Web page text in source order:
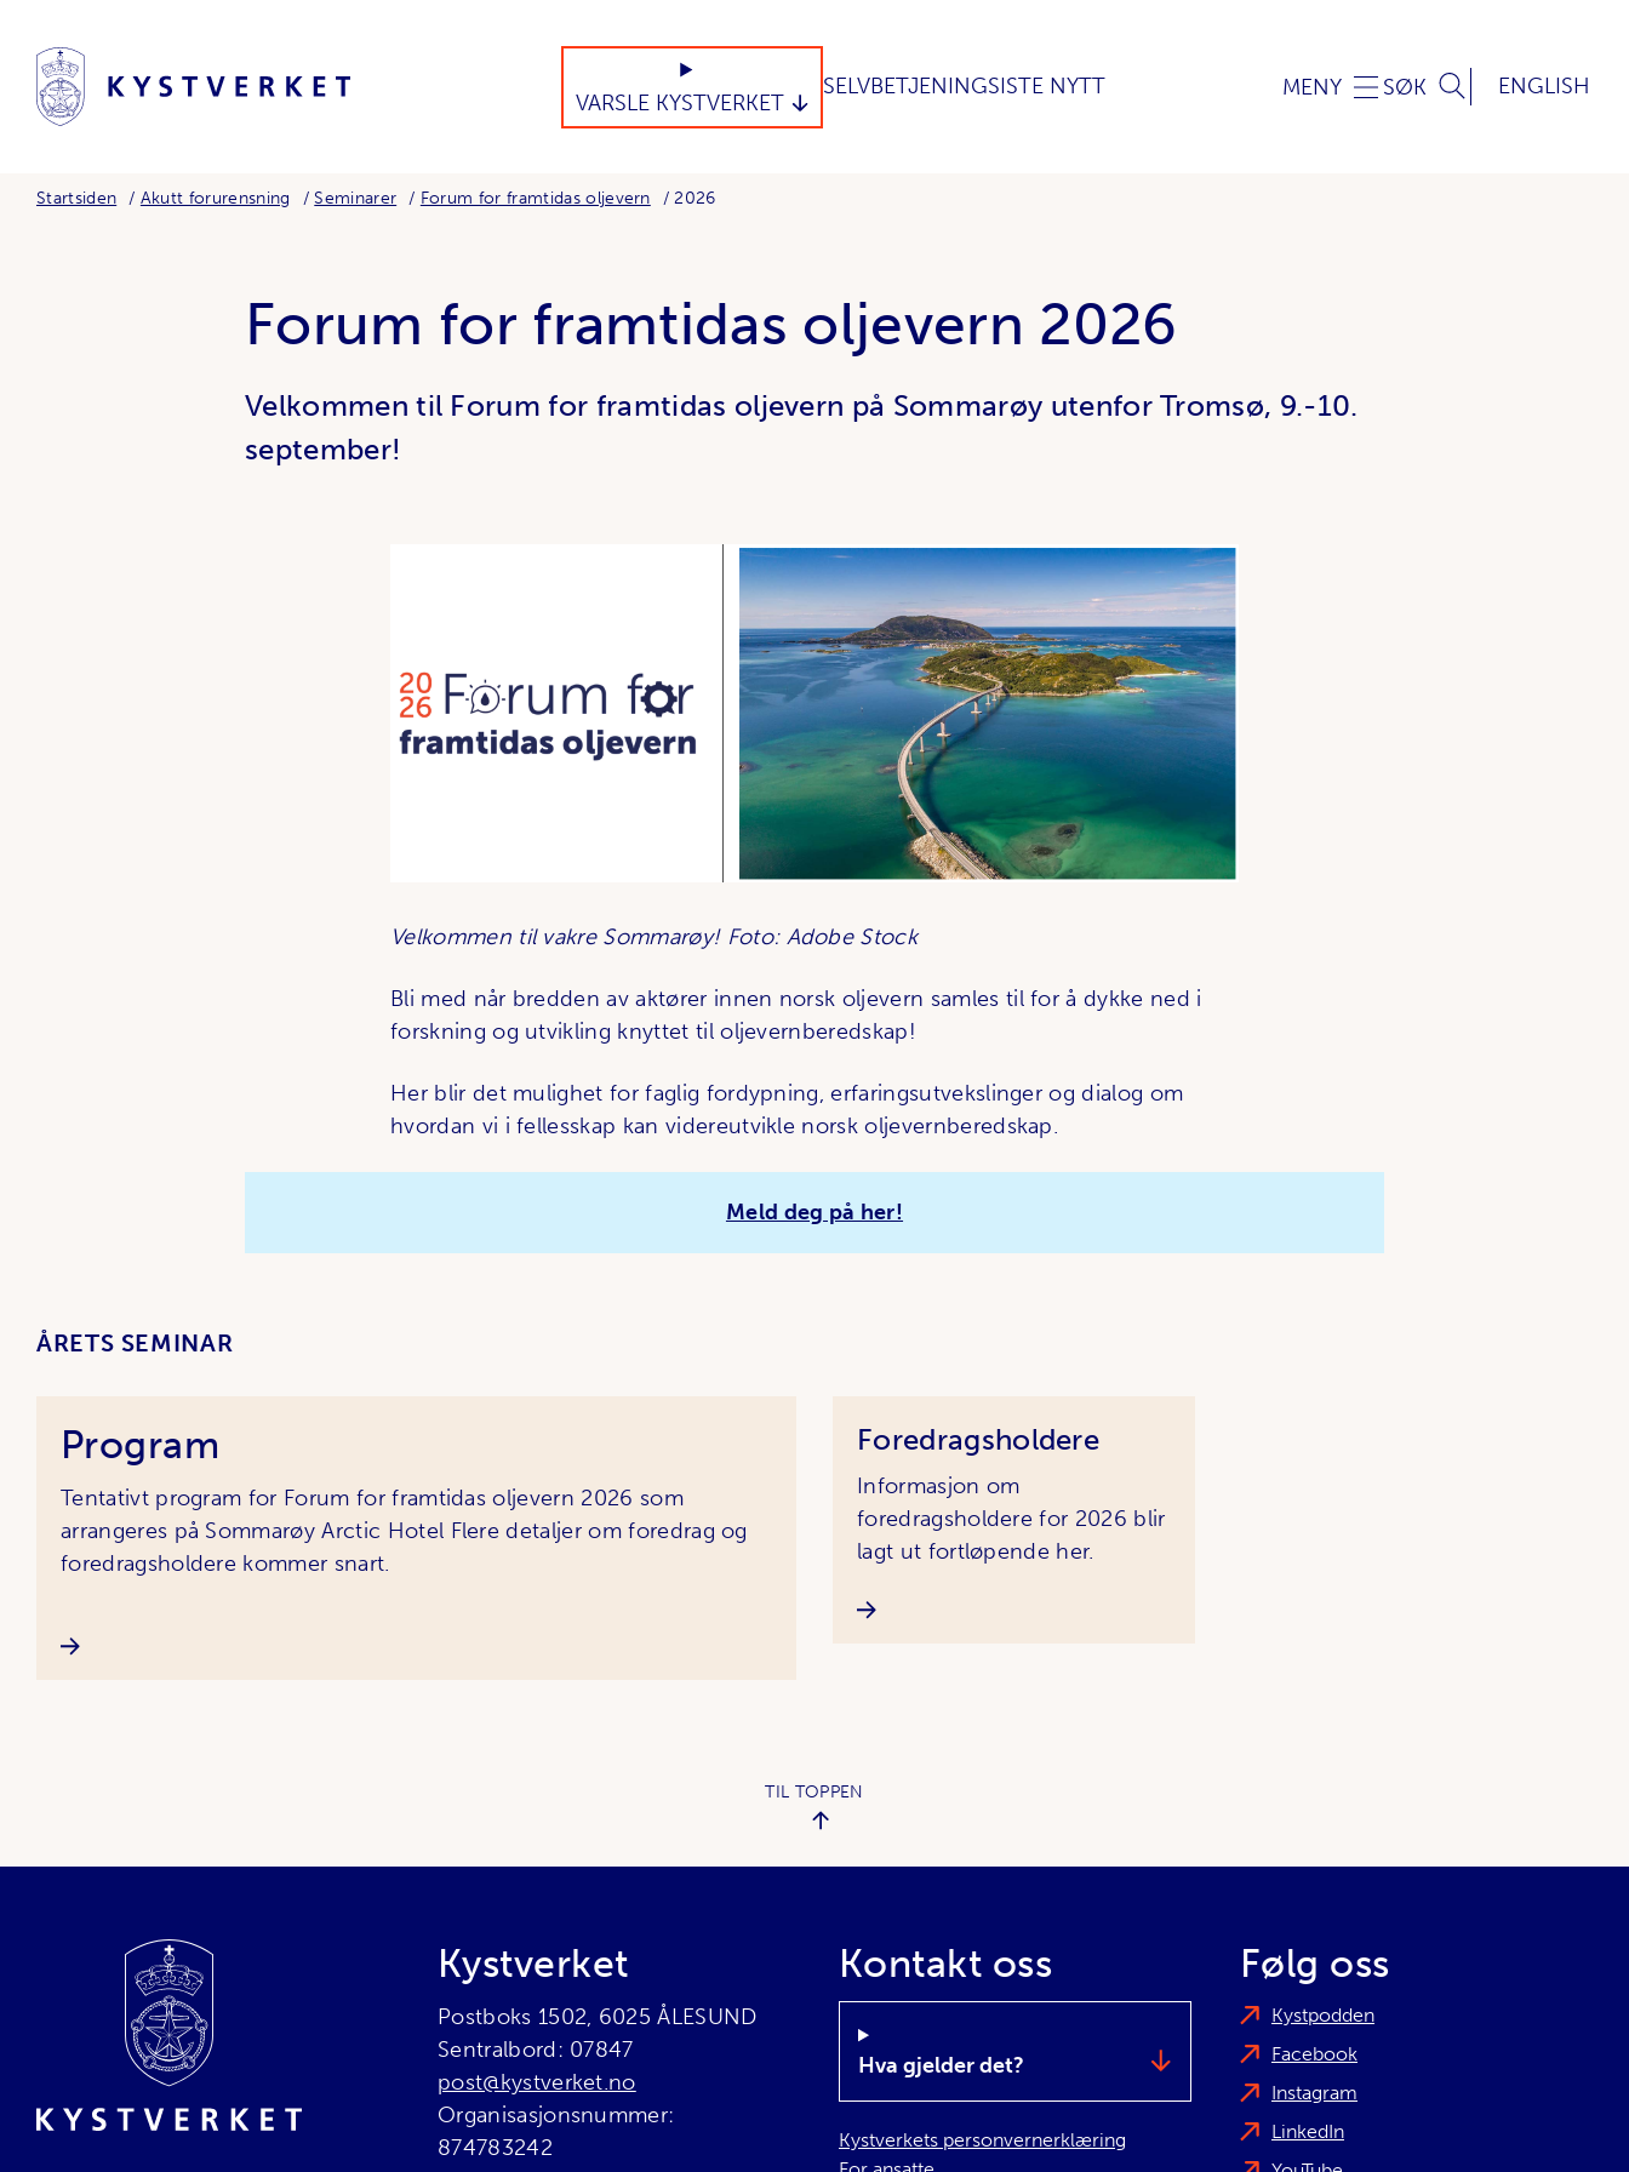
VARSLE KYSTVERKET
SELVBETJENINGSISTE NYTT MENY SØK ENGLISH
Startsiden Akutt forurensning Seminarer Forum for framtidas oljevern 2026
Forum for framtidas oljevern 2026
Velkommen til Forum for framtidas oljevern på Sommarøy utenfor Tromsø, 9.-10.
september!
Velkommen til vakre Sommarøy! Foto: Adobe Stock
Bli med når bredden av aktører innen norsk oljevern samles til for å dykke ned i
forskning og utvikling knyttet til oljevernberedskap!
Her blir det mulighet for faglig fordypning, erfaringsutvekslinger og dialog om
hvordan vi i fellesskap kan videreutvikle norsk oljevernberedskap.
Meld deg på her!
ÅRETS SEMINAR
Program
Tentativt program for Forum for framtidas oljevern 2026 som
arrangeres på Sommarøy Arctic Hotel Flere detaljer om foredrag og
foredragsholdere kommer snart.
Foredragsholdere
Informasjon om
foredragsholdere for 2026 blir
lagt ut fortløpende her.
TIL TOPPEN
Bunnområde Kystverket
Postboks 1502, 6025 ÅLESUND
Sentralbord: 07847
post@kystverket.no
Organisasjonsnummer:
874783242
Kontakt oss
Hva gjelder det?
Kystverkets personvernerklæring
Følg oss
Kystpodden
Facebook
Instagram
LinkedIn